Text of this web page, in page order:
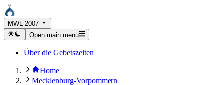
MWL 2007
Open main menu
Über die Gebetszeiten
Home
Mecklenburg-Vorpommern